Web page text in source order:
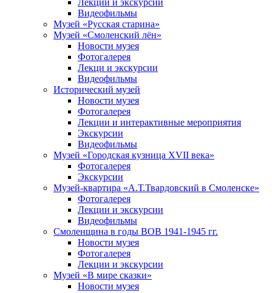
Видеофильмы
Музей «Русская старина»
Музей «Смоленский лён»
Новости музея
Фотогалерея
Лекци и экскурсии
Видеофильмы
Исторический музей
Новости музея
Фотогалерея
Лекции и интерактивные мероприятия
Экскурсии
Видеофильмы
Музей «Городская кузница XVII века»
Фотогалерея
Экскурсии
Музей-квартира «А.Т.Твардовский в Смоленске»
Фотогалерея
Лекции и экскурсии
Видеофильмы
Смоленщина в годы ВОВ 1941-1945 гг.
Новости музея
Фотогалерея
Лекции и экскурсии
Музей «В мире сказки»
Новости музея